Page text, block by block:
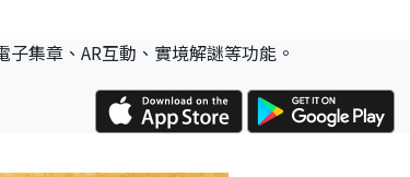
集章、AR互動、實境解謎等功能。